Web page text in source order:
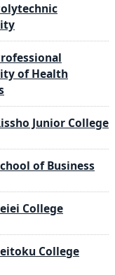
of Health
Junior College
of Business
College
College